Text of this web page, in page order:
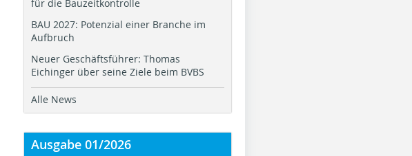
für die Bauzeitkontrolle
BAU 2027: Potenzial einer Branche im
Aufbruch
Neuer Geschäftsführer: Thomas
Eichinger über seine Ziele beim BVBS
Alle News
Ausgabe 01/2026